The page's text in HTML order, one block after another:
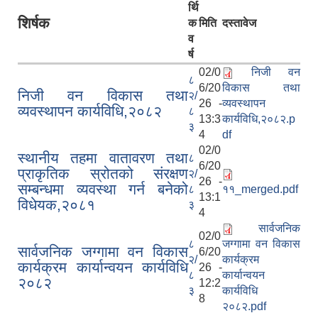
शिर्षक
र्थि
क
व
र्ष
मिति दस्तावेज
निजी वन विकास तथा
व्यवस्थापन कार्यविधि,२०८२
८
२/
८
३
02/0
6/20
26 -
13:3
4
निजी वन
विकास तथा
व्यवस्थापन
कार्यविधि,२०८२.p
df
स्थानीय तहमा वातावरण तथा
प्राकृतिक स्रोतको संरक्षण
सम्बन्धमा व्यवस्था गर्न बनेको
विधेयक,२०८१
८
२/
८
३
02/0
6/20
26 -
13:1
4
११_merged.pdf
सार्वजनिक जग्गामा वन विकास
कार्यक्रम कार्यान्वयन कार्यविधि
२०८२
८
२/
८
३
02/0
6/20
26 -
12:2
8
सार्वजनिक
जग्गामा वन विकास
कार्यक्रम
कार्यान्वयन
कार्यविधि
२०८२.pdf